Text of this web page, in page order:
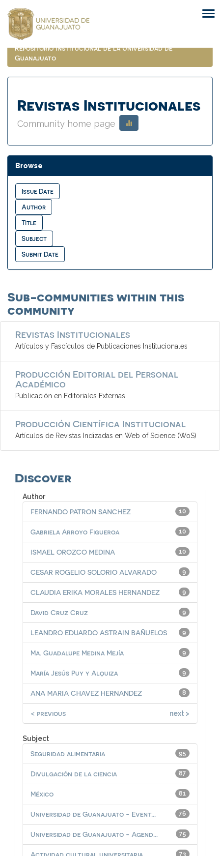
navigation
Repositorio Institucional de la Universidad de
Guanajuato
Revistas Institucionales
Community home page
Browse
Sub-communities within this
community
Revistas Institucionales
Artículos y Fascículos de Publicaciones Institucionales
Producción Editorial del Personal
Académico
Publicación en Editoriales Externas
Producción Científica Institucional
Artículos de Revistas Indizadas en Web of Science (WoS)
Discover
Author
10
FERNANDO PATRON SANCHEZ
10
Gabriela Arroyo Figueroa
10
ISMAEL OROZCO MEDINA
9
CESAR ROGELIO SOLORIO ALVARADO
9
CLAUDIA ERIKA MORALES HERNANDEZ
9
David Cruz Cruz
9
LEANDRO EDUARDO ASTRAIN BAÑUELOS
9
Ma. Guadalupe Medina Mejía
9
María Jesús Puy y Alquiza
8
ANA MARIA CHAVEZ HERNANDEZ
< previous next >
Subject
95
Seguridad alimentaria
87
Divulgación de la ciencia
81
México
76
Universidad de Guanajuato - Event...
75
Universidad de Guanajuato - Agend...
73
Actividad cultural universitaria